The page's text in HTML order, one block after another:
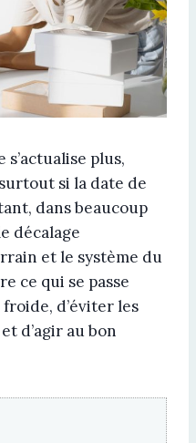
plus,
si la date de
dans beaucoup
décalage
et le système du
ce qui se passe
d’éviter les
d’agir au bon